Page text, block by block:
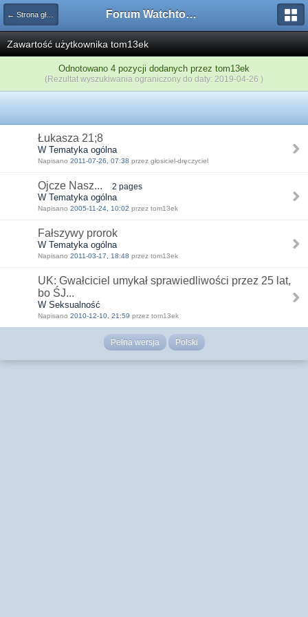
← Strona główna Forum Watchtower
Zawartość użytkownika tom13ek
Odnotowano 4 pozycji dodanych przez tom13ek
(Rezultat wyszukiwania ograniczony do daty: 2019-04-26 )
Łukasza 21;8
W Tematyka ogólna
Napisano 2011-07-26, 07:38 przez głosiciel-dręczyciel
Ojcze Nasz... 2 pages
W Tematyka ogólna
Napisano 2005-11-24, 10:02 przez tom13ek
Fałszywy prorok
W Tematyka ogólna
Napisano 2011-03-17, 18:48 przez tom13ek
UK: Gwałciciel umykał sprawiedliwości przez 25 lat,
bo ŚJ...
W Seksualność
Napisano 2010-12-10, 21:59 przez tom13ek
Pełna wersja Polski